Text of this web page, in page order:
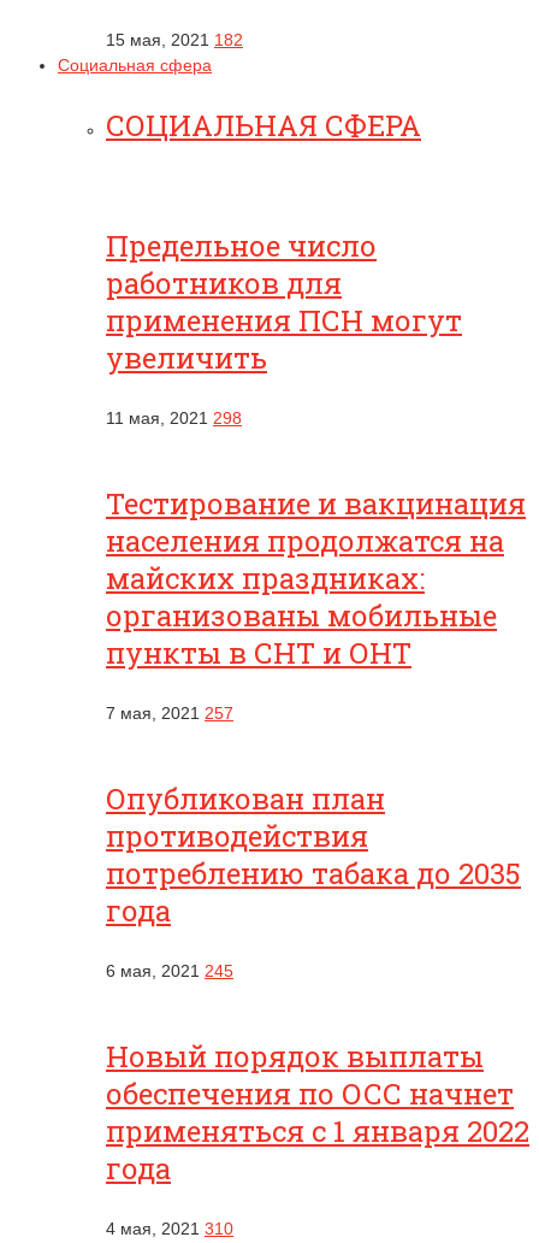
15 мая, 2021 182
Социальная сфера
СОЦИАЛЬНАЯ СФЕРА
Предельное число
работников для
применения ПСН могут
увеличить
11 мая, 2021 298
Тестирование и вакцинация
населения продолжатся на
майских праздниках:
организованы мобильные
пункты в СНТ и ОНТ
7 мая, 2021 257
Опубликован план
противодействия
потреблению табака до 2035
года
6 мая, 2021 245
Новый порядок выплаты
обеспечения по ОСС начнет
применяться с 1 января 2022
года
4 мая, 2021 310